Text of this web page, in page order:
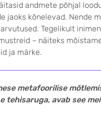
andmete põhjal
jaoks kõnelevad. Nende
Tegelikult
– näiteks
ja märke.
metafoorilise
tehisaruga, avab see